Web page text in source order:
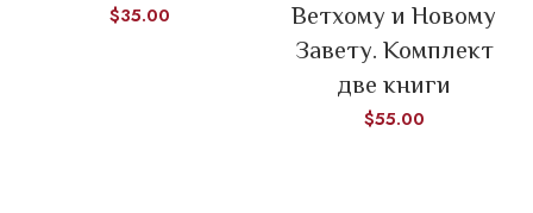
$35.00
Ветхому и Новому
Завету. Комплект
две книги
$55.00